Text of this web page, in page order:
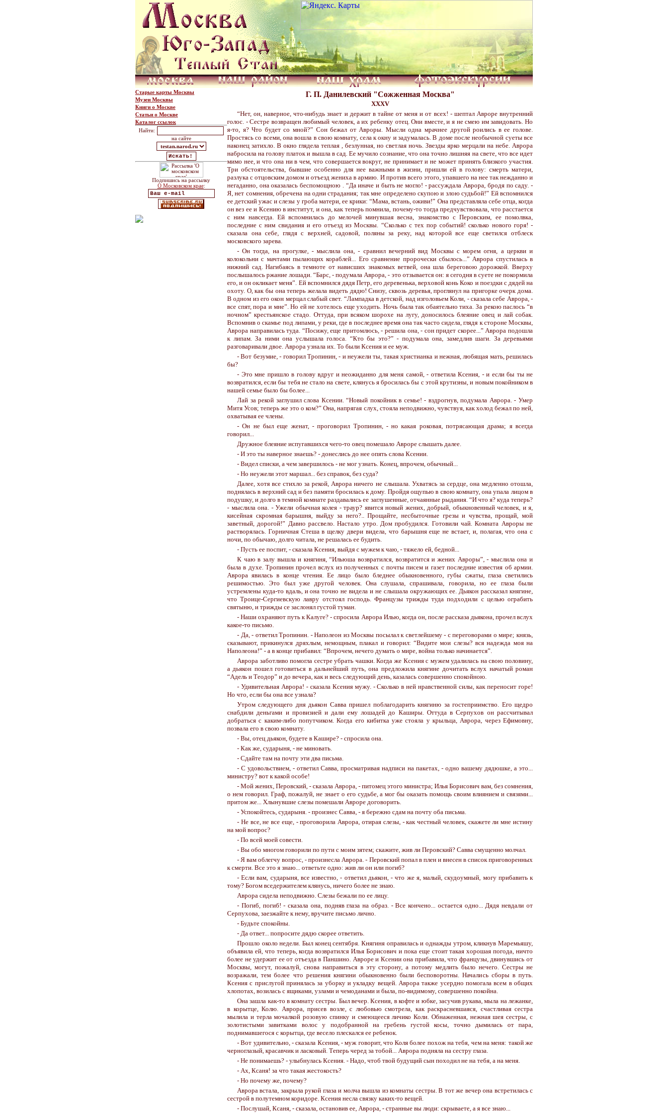
Старые карты Москвы
Музеи Москвы
Книги о Москве
Статьи о Москве
Каталог ссылок
Найти:
на сайте
Подпишись на рассылку
О Московском крае:
Г. П. Данилевский "Сожженная Москва"
XXXV
“Нет, он, наверное, что-нибудь знает и держит в тайне от меня и от всех! - шептал Авроре внутренний
голос. - Сестре возвращен любимый человек, а их ребенку отец. Они вместе, и я не смею им завидовать. Но
я-то, я? Что будет со мной?” Сон бежал от Авроры. Мысли одна мрачнее другой роились в ее голове.
Простясь со всеми, она вошла в свою комнату, села к окну и задумалась. В доме после необычной суеты все
наконец затихло. В окно глядела теплая , безлунная, но светлая ночь. Звезды ярко мерцали на небе. Аврора
набросила на голову платок и вышла в сад. Ее мучило сознание, что она точно лишняя на свете, что все идет
мимо нее, и что она ни в чем, что совершается вокруг, не принимает и не может принять близкого участия.
Три обстоятельства, бывшие особенно для нее важными в жизни, пришли ей в голову: смерть матери,
разлука с отцовским домом и отъезд жениха в армию. И против всего этого, упавшего на нее так нежданно и
негаданно, она оказалась беспомощною . “Да иначе и быть не могло! - рассуждала Аврора, бродя по саду. -
Я, нет сомнения, обречена на одни страдания; так мне определено скупою и злою судьбой!” Ей вспомнился
ее детский ужас и слезы у гроба матери, ее крики: “Мама, встань, оживи!” Она представляла себе отца, когда
он вез ее и Ксению в институт, и она, как теперь помнила, почему-то тогда предчувствовала, что расстается
с ним навсегда. Ей вспомнилась до мелочей минувшая весна, знакомство с Перовским, ее помолвка,
последние с ним свидания и его отъезд из Москвы. “Сколько с тех пор событий! сколько нового горя! -
сказала она себе, глядя с верхней, садовой, поляны за реку, над которой все еще светился отблеск
московского зарева.
- Он тогда, на прогулке, - мыслила она, - сравнил вечерний вид Москвы с морем огня, а церкви и
колокольни с мачтами пылающих кораблей... Его сравнение пророчески сбылось...” Аврора спустилась в
нижний сад. Нагибаясь в темноте от нависших знакомых ветвей, она шла береговою дорожкой. Вверху
послышалось ржание лошади. “Барс, - подумала Аврора, - это отзывается он: я сегодня в суете не покормила
его, и он окликает меня”. Ей вспомнился дядя Петр, его деревенька, верховой конь Коко и поездки с дядей на
охоту. О, как бы она теперь желала видеть дядю! Снизу, сквозь деревья, проглянул на пригорке очерк дома.
В одном из его окон мерцал слабый свет. “Лампадка в детской, над изголовьем Коли, - сказала себе Аврора, -
все спят, пора и мне”. Но ей не хотелось еще уходить. Ночь была так обаятельно тиха. За рекою паслось “в
ночном” крестьянское стадо. Оттуда, при всяком шорохе на лугу, доносилось блеяние овец и лай собак.
Вспомнив о скамье под липами, у реки, где в последнее время она так часто сидела, глядя к стороне Москвы,
Аврора направилась туда. “Посижу, еще притомлюсь, - решила она, - сон придет скорее...” Аврора подошла
к липам. За ними она услышала голоса. “Кто бы это?” - подумала она, замедлив шаги. За деревьями
разговаривали двое. Аврора узнала их. То были Ксения и ее муж.
- Вот безумие, - говорил Тропинин, - и неужели ты, такая христианка и нежная, любящая мать, решилась
бы?
- Это мне пришло в голову вдруг и неожиданно для меня самой, - ответила Ксения, - и если бы ты не
возвратился, если бы тебя не стало на свете, клянусь я бросилась бы с этой крутизны, и новым покойником в
нашей семье было бы более...
Лай за рекой заглушил слова Ксении. “Новый покойник в семье! - вздрогнув, подумала Аврора. - Умер
Митя Усов; теперь же это о ком?” Она, напрягая слух, стояла неподвижно, чувствуя, как холод бежал по ней,
охватывая ее члены.
- Он не был еще женат, - проговорил Тропинин, - но какая роковая, потрясающая драма; я всегда
говорил...
Дружное блеяние испугавшихся чего-то овец помешало Авроре слышать далее.
- И это ты наверное знаешь? - донеслись до нее опять слова Ксении.
- Видел списки, а чем завершилось - не мог узнать. Конец, впрочем, обычный...
- Но неужели этот маршал... без справок, без суда?
Далее, хотя все стихло за рекой, Аврора ничего не слышала. Ухватясь за сердце, она медленно отошла,
поднялась в верхний сад и без памяти бросилась к дому. Пройдя ощупью в свою комнату, она упала лицом в
подушку, и долго в темной комнате раздавались ее заглушенные, отчаянные рыдания. “И что я? куда теперь?
- мыслила она. - Ужели обычная колея - траур? явится новый жених, добрый, обыкновенный человек, и я,
кисейная скромная барышня, выйду за него?.. Прощайте, несбыточные грезы и чувства, прощай, мой
заветный, дорогой!” Давно рассвело. Настало утро. Дом пробудился. Готовили чай. Комната Авроры не
растворялась. Горничная Стеша в щелку двери видела, что барышня еще не встает, и, полагая, что она с
ночи, по обычаю, долго читала, не решалась ее будить.
- Пусть ее поспит, - сказала Ксения, выйдя с мужем к чаю, - тяжело ей, бедной...
К чаю в залу вышла и княгиня, “Ильюша возвратился, возвратится и жених Авроры”, - мыслила она и
была в духе. Тропинин прочел вслух из полученных с почты писем и газет последние известия об армии.
Аврора явилась в конце чтения. Ее лицо было бледнее обыкновенного, губы сжаты, глаза светились
решимостью. Это был уже другой человек. Она слушала, спрашивала, говорила, но ее глаза были
устремлены куда-то вдаль, и она точно не видела и не слышала окружающих ее. Дьякон рассказал княгине,
что Троице-Сергиевскую лавру отстоял господь. Французы трижды туда подходили с целью ограбить
святыню, и трижды се заслонял густой туман.
- Наши охраняют путь к Калуге? - спросила Аврора Илью, когда он, после рассказа дьякона, прочел вслух
какое-то письмо.
- Да, - ответил Тропинин. - Наполеон из Москвы посылал к светлейшему - с переговорами о мире; князь,
сказывают, прикинулся дряхлым, немощным, плакал и говорил: “Видите мои слезы? вся надежда моя на
Наполеона!” - а в конце прибавил: “Впрочем, нечего думать о мире, война только начинается”.
Аврора заботливо помогла сестре убрать чашки. Когда же Ксения с мужем удалилась на свою половину,
а дьякон пошел готовиться в дальнейший путь, она предложила княгине дочитать вслух начатый роман
“Адель и Теодор” и до вечера, как и весь следующий день, казалась совершенно спокойною.
- Удивительная Аврора! - сказала Ксения мужу. - Сколько в ней нравственной силы, как переносит горе!
Но что, если бы она все узнала?
Утром следующего дня дьякон Савва пришел поблагодарить княгиню за гостеприимство. Его щедро
снабдили деньгами и провизией и дали ему лошадей до Каширы. Оттуда в Серпухов он рассчитывал
добраться с каким-либо попутчиком. Когда его кибитка уже стояла у крыльца, Аврора, через Ефимовну,
позвала его в свою комнату.
- Вы, отец дьякон, будете в Кашире? - спросила она.
- Как же, сударыня, - не миновать.
- Сдайте там на почту эти два письма.
- С удовольствием, - ответил Савва, просматривая надписи на пакетах, - одно вашему дядюшке, а это...
министру? вот к какой особе!
- Мой жених, Перовский, - сказала Аврора, - питомец этого министра; Илья Борисович вам, без сомнения,
о нем говорил. Граф, пожалуй, не знает о его судьбе, а мог бы оказать помощь своим влиянием и связями...
притом же... Хлынувшие слезы помешали Авроре договорить.
- Успокойтесь, сударыня. - произнес Савва, - я бережно сдам на почту оба письма.
- Не все, не все еще, - проговорила Аврора, отирая слезы, - как честный человек, скажете ли мне истину
на мой вопрос?
- По всей моей совести.
- Вы обо многом говорили по пути с моим зятем; скажите, жив ли Перовский? Савва смущенно молчал.
- Я вам облегчу вопрос, - произнесла Аврора. - Перовский попал в плен и внесен в список приговоренных
к смерти. Все это я знаю... ответьте одно: жив ли он или погиб?
- Если вам, сударыня, все известно, - ответил дьякон, - что же я, малый, скудоумный, могу прибавить к
тому? Богом вседержителем клянусь, ничего более не знаю.
Аврора сидела неподвижно. Слезы бежали по ее лицу.
- Погиб, погиб! - сказала она, подняв глаза на образ. - Все кончено... остается одно... Дядя невдали от
Серпухова, заезжайте к нему, вручите письмо лично.
- Будьте спокойны.
- Да ответ... попросите дядю скорее ответить.
Прошло около недели. Был конец сентября. Княгиня оправилась и однажды утром, кликнув Маремьяшу,
объявила ей, что теперь, когда возвратился Илья Борисович и пока еще стоит такая хорошая погода, ничто
более не удержит ее от отъезда в Паншино. Авроре и Ксении она прибавила, что французы, двинувшись от
Москвы, могут, пожалуй, снова направиться в эту сторону, а потому медлить было нечего. Сестры не
возражали, тем более что решения княгини обыкновенно были бесповоротны. Начались сборы в путь.
Ксения с прислугой принялась за уборку и укладку вещей. Аврора также усердно помогала всем в общих
хлопотах, возилась с ящиками, узлами и чемоданами и была, по-видимому, совершенно покойна.
Она зашла как-то в комнату сестры. Был вечер. Ксения, в кофте и юбке, засучив рукава, мыла на лежанке,
в корытце, Колю. Аврора, присев возле, с любовью смотрела, как раскрасневшаяся, счастливая сестра
мылила и терла мочалкой розовую спинку и смеющееся личико Коли. Обнаженная, нежная шея сестры, с
золотистыми завитками волос у подобранной на гребень густой косы, точно дымилась от пара,
поднимавшегося с корытца, где весело плескался ее ребенок.
- Вот удивительно, - сказала Ксения, - муж говорит, что Коля более похож на тебя, чем на меня: такой же
черноглазый, красавчик и ласковый. Теперь черед за тобой... Аврора подняла на сестру глаза.
- Не понимаешь? - улыбнулась Ксения. - Надо, чтоб твой будущий сын походил не на тебя, а на меня.
- Ах, Ксаня! за что такая жестокость?
- Но почему же, почему?
Аврора встала, закрыла рукой глаза и молча вышла из комнаты сестры. В тот же вечер она встретилась с
сестрой в полутемном коридоре. Ксения несла связку каких-то вещей.
- Послушай, Ксаня, - сказала, остановив ее, Аврора, - странные вы люди: скрываете, а я все знаю...